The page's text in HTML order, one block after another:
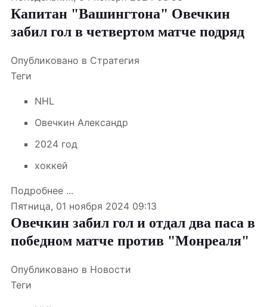
Капитан "Вашингтона" Овечкин
забил гол в четвертом матче подряд
Опубликовано в Стратегия
Теги
NHL
Овечкин Александр
2024 год
хоккей
Подробнее ...
Пятница, 01 ноября 2024 09:13
Овечкин забил гол и отдал два паса в
победном матче против "Монреаля"
Опубликовано в Новости
Теги